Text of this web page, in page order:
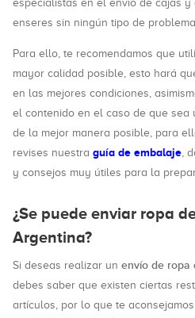
especialistas en el envío de cajas
enseres sin ningún tipo de
Para ello, te recomendamos que
mayor calidad posible, esto hará
en las mejores condiciones,
el contenido en el caso de que sea
de la mejor manera posible, para
revises nuestra guía de embalaje,
y consejos muy útiles para la
¿Se puede enviar ropa
Argentina?
Si deseas realizar un envío de ropa
debes saber que existen ciertas
artículos, por lo que te